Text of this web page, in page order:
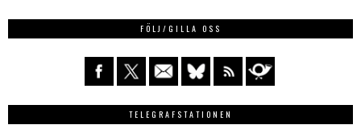
FÖLJ/GILLA OSS
TELEGRAFSTATIONEN